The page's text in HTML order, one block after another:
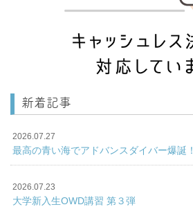
新着記事
2026.07.27
最高の青い海でアドバンスダイバー爆誕
2026.07.23
大学新入生OWD講習 第３弾